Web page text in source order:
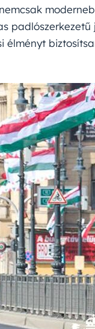
padlószerkezetű
élményt